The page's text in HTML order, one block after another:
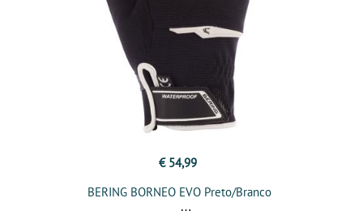
€ 54,99
BERING BORNEO EVO Preto/Branco